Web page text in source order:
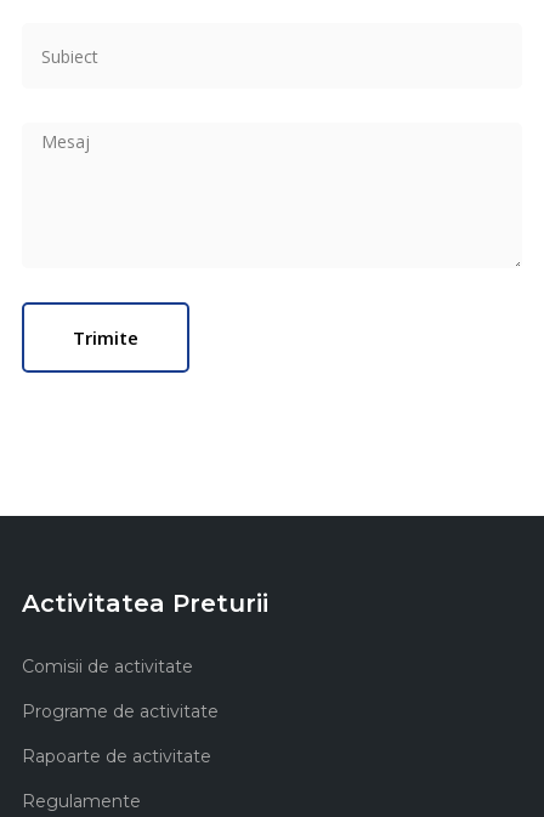
Activitatea Preturii
Comisii de activitate
Programe de activitate
Rapoarte de activitate
Regulamente